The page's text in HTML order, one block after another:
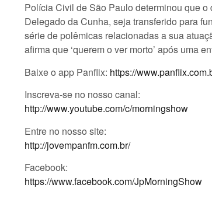
Polícia Civil de São Paulo determinou que
Delegado da Cunha, seja transferido para
série de polêmicas relacionadas a sua
afirma que ‘querem o ver morto’ após uma
Baixe o app Panflix: https://
Inscreva-se no nosso canal:
http://www.youtube.com/c/morningshow
Entre no nosso site:
http://jovempanfm.com.br/
Facebook:
https://www.facebook.com/JpMorningShow